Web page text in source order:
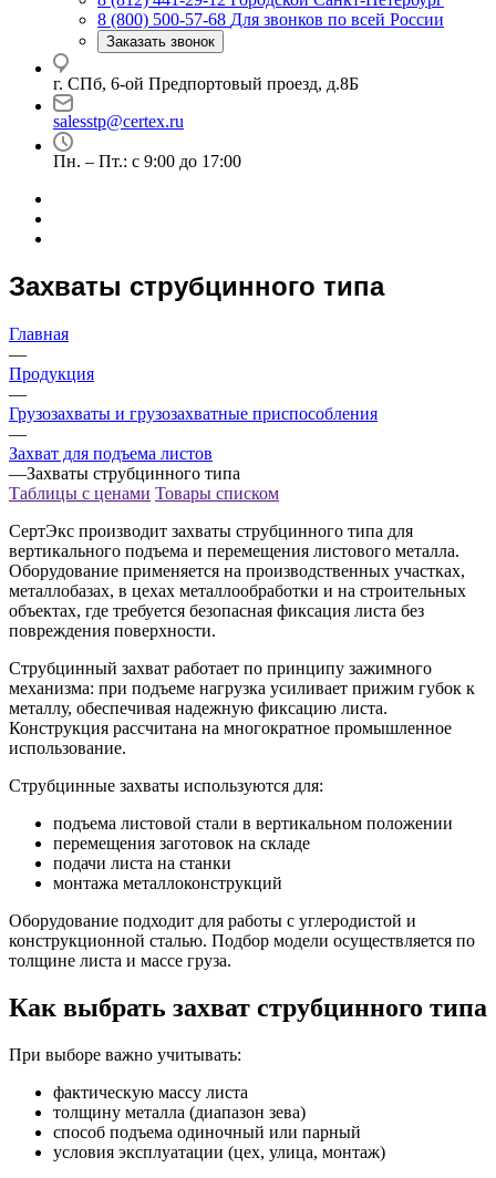
8 (800) 500-57-68 Для звонков по всей России
Заказать звонок
г. СПб, 6-ой Предпортовый проезд, д.8Б
salesstp@certex.ru
Пн. – Пт.: с 9:00 до 17:00
Захваты струбцинного типа
Главная
—
Продукция
—
Грузозахваты и грузозахватные приспособления
—
Захват для подъема листов
—Захваты струбцинного типа
Таблицы с ценами Товары списком
СертЭкс производит захваты струбцинного типа для
вертикального подъема и перемещения листового металла.
Оборудование применяется на производственных участках,
металлобазах, в цехах металлообработки и на строительных
объектах, где требуется безопасная фиксация листа без
повреждения поверхности.
Струбцинный захват работает по принципу зажимного
механизма: при подъеме нагрузка усиливает прижим губок к
металлу, обеспечивая надежную фиксацию листа.
Конструкция рассчитана на многократное промышленное
использование.
Струбцинные захваты используются для:
подъема листовой стали в вертикальном положении
перемещения заготовок на складе
подачи листа на станки
монтажа металлоконструкций
Оборудование подходит для работы с углеродистой и
конструкционной сталью. Подбор модели осуществляется по
толщине листа и массе груза.
Как выбрать захват струбцинного типа
При выборе важно учитывать:
фактическую массу листа
толщину металла (диапазон зева)
способ подъема одиночный или парный
условия эксплуатации (цех, улица, монтаж)